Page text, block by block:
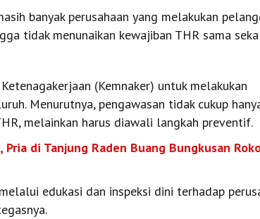
banyak perusahaan yang melakukan
tidak menunaikan kewajiban THR sama
(Kemnaker) untuk melakukan
Menurutnya, pengawasan tidak cukup
melainkan harus diawali langkah preventif.
di Tanjung Raden Buang Bungkusan
edukasi dan inspeksi dini terhadap